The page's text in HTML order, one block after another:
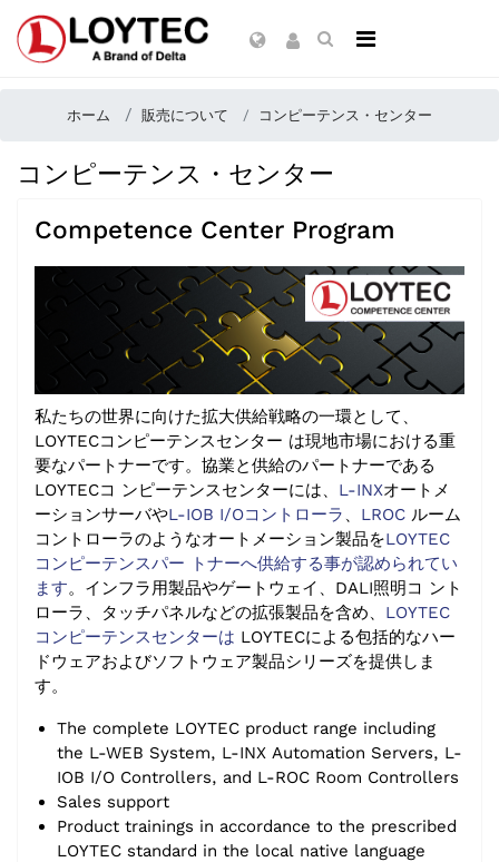
ホーム 販売について コンピーテンス・センター
コンピーテンス・センター
Competence Center Program
私たちの世界に向けた拡大供給戦略の一環として、
LOYTECコンピーテンスセンター は現地市場における重
要なパートナーです。協業と供給のパートナーである
LOYTECコ ンピーテンスセンターには、 L-INXオートメ
ーションサーバやL-IOB I/Oコントローラ 、 LROC ルーム
コントローラのようなオートメーション製品をLOYTEC
コンピーテンスパー トナーへ供給する事が認められてい
ます。インフラ用製品やゲートウェイ、DALI照明コ ント
ローラ、タッチパネルなどの拡張製品を含め、 LOYTEC
コンピーテンスセンターは LOYTECによる包括的なハー
ドウェアおよびソフトウェア製品シリーズを提供しま
す。
The complete LOYTEC product range including
the L-WEB System, L-INX Automation Servers, L-
IOB I/O Controllers, and L-ROC Room Controllers
Sales support
Product trainings in accordance to the prescribed
LOYTEC standard in the local native language